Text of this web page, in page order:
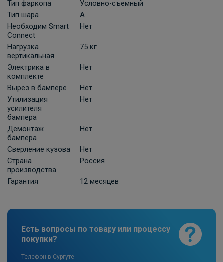
Комплект универсальной электрики
ПОД ЗАКАЗ ОТ 10 ДНЕЙ
КонцептАвто с блоком согласования
ПОД ЗАКАЗ ОТ 10 ДНЕЙ
11 740 ₽
В корзину
System для Ssang Yong New Actyon-7pin
по запросу
Тип фаркопа
Условно-съемный
Тип шара
A
Необходим Smart
Connect
Нет
Нагрузка
вертикальная
75 кг
Электрика в
комплекте
Нет
Вырез в бампере
Нет
Утилизация
усилителя
бампера
Нет
Демонтаж
бампера
Нет
Сверление кузова
Нет
Страна
производства
Россия
Гарантия 12 месяцев
Есть вопросы по товару или процессу
покупки?
Телефон в Сургуте